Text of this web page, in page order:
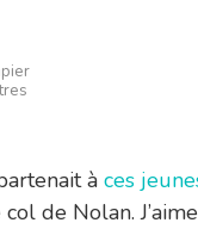
à ces
de Nolan.